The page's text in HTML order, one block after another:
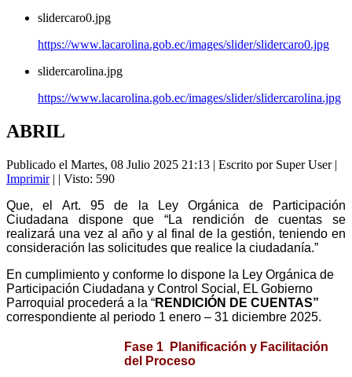
slidercaro0.jpg
https://www.lacarolina.gob.ec/images/slider/slidercaro0.jpg
slidercarolina.jpg
https://www.lacarolina.gob.ec/images/slider/slidercarolina.jpg
ABRIL
Publicado el Martes, 08 Julio 2025 21:13 | Escrito por Super User|
Imprimir| | Visto: 590
Que, el Art. 95 de la Ley Orgánica de Participación
Ciudadana dispone que “La rendición de cuentas se
realizará una vez al año y al final de la gestión, teniendo en
consideración las solicitudes que realice la ciudadanía.”
En cumplimiento y conforme lo dispone la Ley Orgánica de
Participación Ciudadana y Control Social, EL Gobierno
Parroquial procederá a la “RENDICIÓN DE CUENTAS”
correspondiente al periodo 1 enero – 31 diciembre 2025.
Fase 1 Planificación y Facilitación
del Proceso